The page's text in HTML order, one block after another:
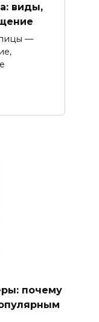
виды,
—
почему